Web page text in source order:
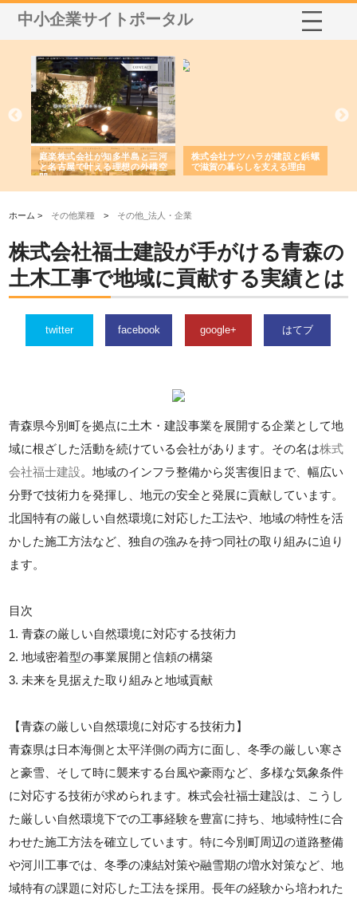
中小企業サイトポータル
庭楽株式会社が知多半島と三河
と名古屋で叶える理想の外構空
間
株式会社ナツハラが建設と鋲螺
で滋賀の暮らしを支える理由
ホーム > その他業種 > その他_法人・企業
株式会社福士建設が手がける青森の
土木工事で地域に貢献する実績とは
twitter facebook google+ はてブ
青森県今別町を拠点に土木・建設事業を展開する企業として地
域に根ざした活動を続けている会社があります。その名は株式
会社福士建設。地域のインフラ整備から災害復旧まで、幅広い
分野で技術力を発揮し、地元の安全と発展に貢献しています。
北国特有の厳しい自然環境に対応した工法や、地域の特性を活
かした施工方法など、独自の強みを持つ同社の取り組みに迫り
ます。
目次
1. 青森の厳しい自然環境に対応する技術力
2. 地域密着型の事業展開と信頼の構築
3. 未来を見据えた取り組みと地域貢献
【青森の厳しい自然環境に対応する技術力】
青森県は日本海側と太平洋側の両方に面し、冬季の厳しい寒さ
と豪雪、そして時に襲来する台風や豪雨など、多様な気象条件
に対応する技術が求められます。株式会社福士建設は、こうし
た厳しい自然環境下での工事経験を豊富に持ち、地域特性に合
わせた施工方法を確立しています。特に今別町周辺の道路整備
や河川工事では、冬季の凍結対策や融雪期の増水対策など、地
域特有の課題に対応した工法を採用。長年の経験から培われた